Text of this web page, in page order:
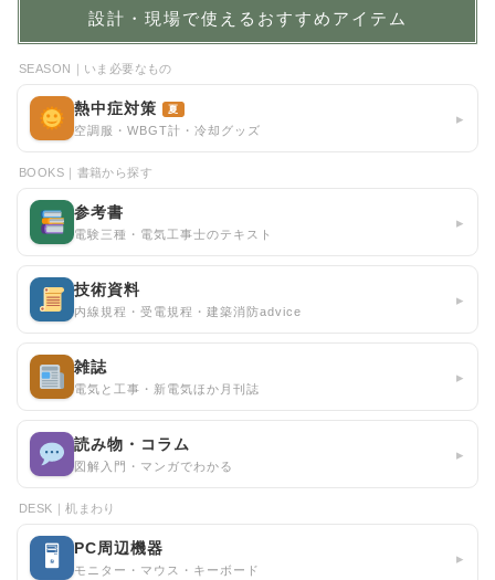
設計・現場で使えるおすすめアイテム
SEASON｜いま必要なもの
熱中症対策 夏
空調服・WBGT計・冷却グッズ
▸
BOOKS｜書籍から探す
参考書
電験三種・電気工事士のテキスト
▸
技術資料
内線規程・受電規程・建築消防advice
▸
雑誌
電気と工事・新電気ほか月刊誌
▸
読み物・コラム
図解入門・マンガでわかる
▸
DESK｜机まわり
🖥 PC周辺機器
モニター・マウス・キーボード
▸